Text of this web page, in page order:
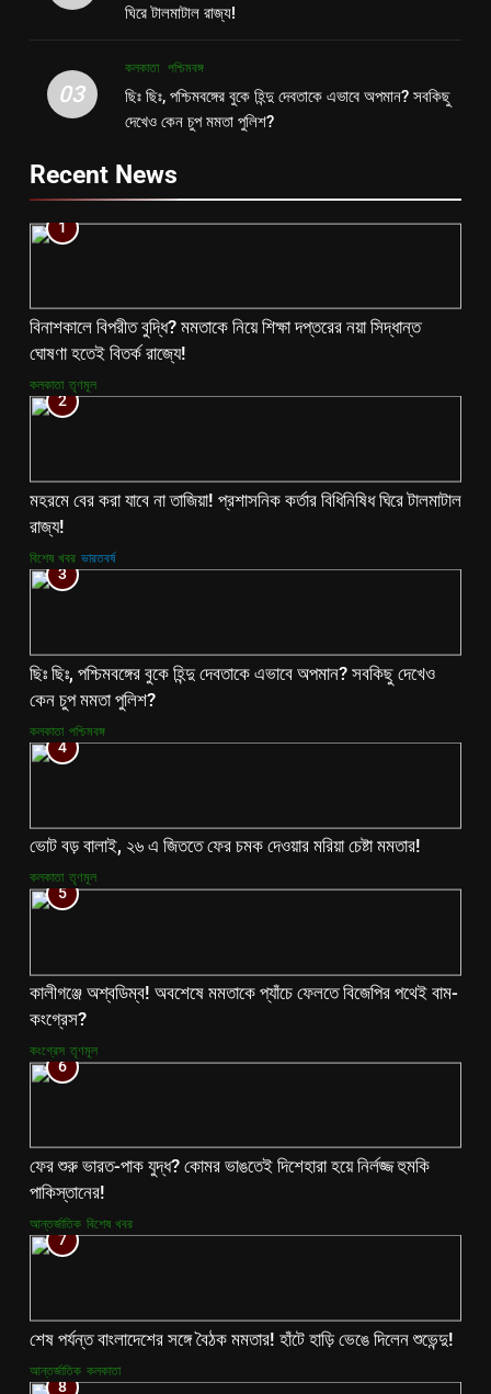
ঘিরে টালমাটাল রাজ্য!
03
কলকাতা পশ্চিমবঙ্গ
ছিঃ ছিঃ, পশ্চিমবঙ্গের বুকে হিন্দু দেবতাকে এভাবে অপমান? সবকিছু
দেখেও কেন চুপ মমতা পুলিশ?
Recent News
1
বিনাশকালে বিপরীত বুদ্ধি? মমতাকে নিয়ে শিক্ষা দপ্তরের নয়া সিদ্ধান্ত
ঘোষণা হতেই বিতর্ক রাজ্যে!
কলকাতা তৃণমূল
2
মহরমে বের করা যাবে না তাজিয়া! প্রশাসনিক কর্তার বিধিনিষিধ ঘিরে টালমাটাল
রাজ্য!
বিশেষ খবর ভারতবর্ষ
3
ছিঃ ছিঃ, পশ্চিমবঙ্গের বুকে হিন্দু দেবতাকে এভাবে অপমান? সবকিছু দেখেও
কেন চুপ মমতা পুলিশ?
কলকাতা পশ্চিমবঙ্গ
4
ভোট বড় বালাই, ২৬ এ জিততে ফের চমক দেওয়ার মরিয়া চেষ্টা মমতার!
কলকাতা তৃণমূল
5
কালীগঞ্জে অশ্বডিম্ব! অবশেষে মমতাকে প্যাঁচে ফেলতে বিজেপির পথেই বাম-
কংগ্রেস?
কংগ্রেস তৃণমূল
6
ফের শুরু ভারত-পাক যুদ্ধ? কোমর ভাঙতেই দিশেহারা হয়ে নির্লজ্জ হুমকি
পাকিস্তানের!
আন্তর্জাতিক বিশেষ খবর
7
শেষ পর্যন্ত বাংলাদেশের সঙ্গে বৈঠক মমতার! হাঁটে হাড়ি ভেঙে দিলেন শুভেন্দু!
আন্তর্জাতিক কলকাতা
8